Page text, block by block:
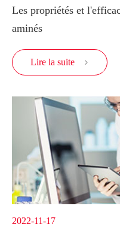
Les propriétés et
aminés
Lire la suite 
2022-11-17